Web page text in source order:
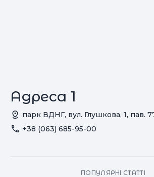
Адреса 1
парк ВДНГ, вул. Глушкова, 1, пав.
+38 (063) 685-95-00
ПОПУЛЯРНІ СТАТТІ